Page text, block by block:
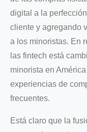
digital a la
cliente y agregando
a los minoristas. En
las fintech está
minorista en
experiencias de
frecuentes.
Está claro que la